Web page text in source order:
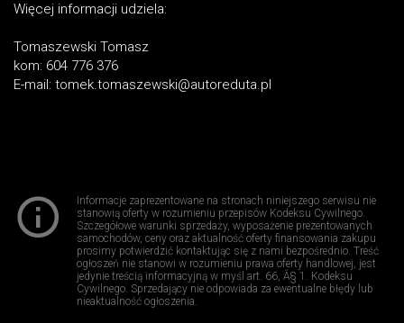
Więcej informacji udziela:
Tomaszewski Tomasz
kom: 604 776 376
E-mail: tomek.tomaszewski@autoreduta.pl
Informacje zaprezentowane na stronach niniejszego serwisu nie
stanowią oferty w rozumieniu przepisów Kodeksu Cywilnego.
Szczegółowe warunki sprzedaży, wyposażenie prezentowanych
samochodów, ceny oraz aktualność oferty finansowania zakupu
prosimy potwierdzić kontaktując się z nami bezpośrednio. Treść
ogłoszeń nie stanowi w rozumieniu prawa oferty handlowej, jest
jedynie treścią informacyjną w myśl art. 66, Â§ 1. Kodeksu
Cywilnego. Sprzedający nie odpowiada za ewentualne błędy lub
nieaktualność ogłoszenia.